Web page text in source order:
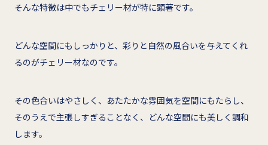
そんな特徴は中でもチェリー材が特に顕著です。
どんな空間にもしっかりと、彩りと自然の風合いを与えてくれ
るのがチェリー材なのです。
その色合いはやさしく、あたたかな雰囲気を空間にもたらし、
そのうえで主張しすぎることなく、どんな空間にも美しく調和
します。